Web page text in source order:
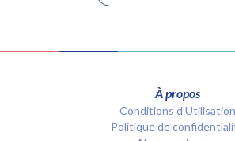
À propos
Conditions d’Utilisation
Politique de